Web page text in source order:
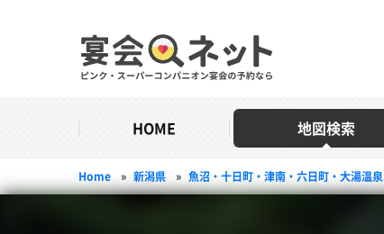
HOME 地図検索
Home » 新潟県 » 魚沼・十日町・津南・六日町・大湯温泉